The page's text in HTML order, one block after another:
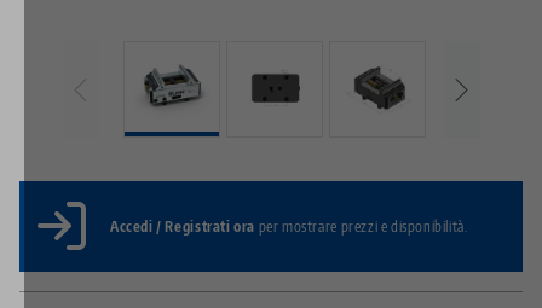
Accedi / Registrati ora per mostrare prezzi e disponibilità.